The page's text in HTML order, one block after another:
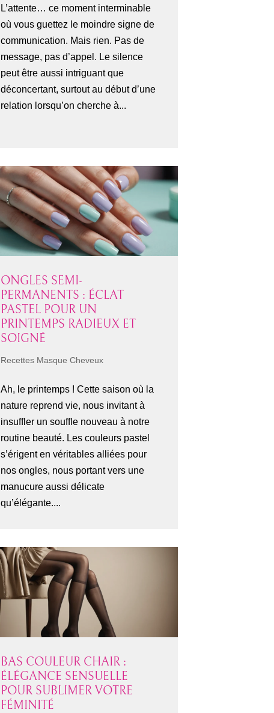
L’attente… ce moment interminable
où vous guettez le moindre signe de
communication. Mais rien. Pas de
message, pas d’appel. Le silence
peut être aussi intriguant que
déconcertant, surtout au début d’une
relation lorsqu’on cherche à...
ONGLES SEMI-
PERMANENTS : ÉCLAT
PASTEL POUR UN
PRINTEMPS RADIEUX ET
SOIGNÉ
Recettes Masque Cheveux
Ah, le printemps ! Cette saison où la
nature reprend vie, nous invitant à
insuffler un souffle nouveau à notre
routine beauté. Les couleurs pastel
s’érigent en véritables alliées pour
nos ongles, nous portant vers une
manucure aussi délicate
qu’élégante....
BAS COULEUR CHAIR :
ÉLÉGANCE SENSUELLE
POUR SUBLIMER VOTRE
FÉMINITÉ